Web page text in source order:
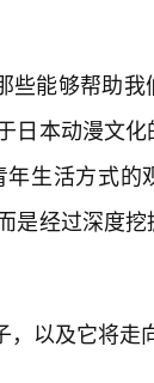
些能够帮助
日本动漫文
生活方式的
是经过深度
以及它将走